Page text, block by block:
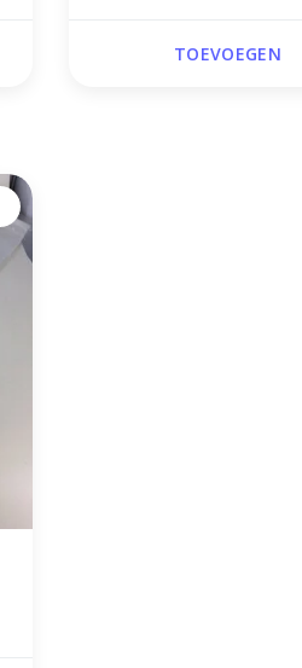
TOEVOEGEN